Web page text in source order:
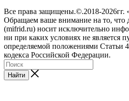
Все права защищены.©.2018-
Обращаем ваше внимание на то, что
(mifrid.ru) носит исключительно
ни при каких условиях не является
определяемой положениями Статьи
кодекса Российской Федерации.
Найти